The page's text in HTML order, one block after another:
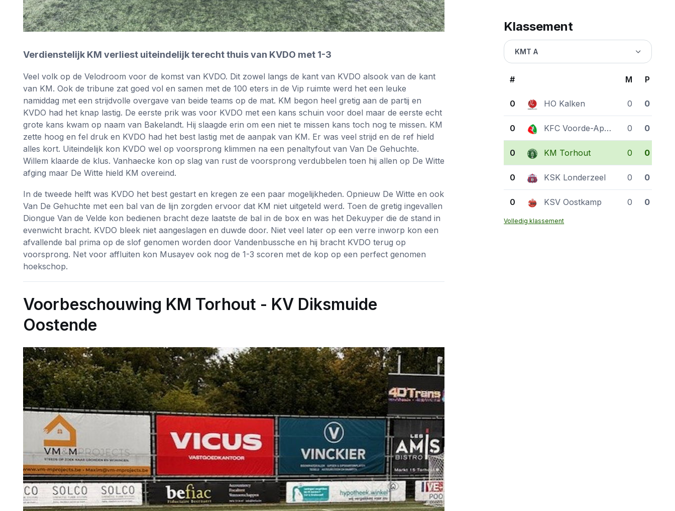
Verdienstelijk KM verliest uiteindelijk terecht thuis van KVDO met 1-3
Veel volk op de Velodroom voor de komst van KVDO. Dit zowel langs de kant van KVDO alsook van de kant
van KM. Ook de tribune zat goed vol en samen met de 100 eters in de Vip ruimte werd het een leuke
namiddag met een strijdvolle overgave van beide teams op de mat. KM begon heel gretig aan de partij en
KVDO had het knap lastig. De eerste prik was voor KVDO met een kans schuin voor doel maar de eerste echt
grote kans kwam op naam van Bakelandt. Hij slaagde erin om een niet te missen kans toch nog te missen. KM
zette hoog en fel druk en KVDO had het best lastig met de aanpak van KM. Er was veel strijd en de ref hield
alles kort. Uiteindelijk kon KVDO wel op voorsprong klimmen na een penaltyfout van Van De Gehuchte.
Willem klaarde de klus. Vanhaecke kon op slag van rust de voorsprong verdubbelen toen hij allen op De Witte
afging maar De Witte hield KM overeind.
In de tweede helft was KVDO het best gestart en kregen ze een paar mogelijkheden. Opnieuw De Witte en ook
Van De Gehuchte met een bal van de lijn zorgden ervoor dat KM niet uitgeteld werd. Toen de gretig ingevallen
Diongue Van de Velde kon bedienen bracht deze laatste de bal in de box en was het Dekuyper die de stand in
evenwicht bracht. KVDO bleek niet aangeslagen en duwde door. Niet veel later op een verre inworp kon een
afvallende bal prima op de slof genomen worden door Vandenbussche en hij bracht KVDO terug op
voorsprong. Net voor affluiten kon Musayev ook nog de 1-3 scoren met de kop op een perfect genomen
hoekschop.
Voorbeschouwing KM Torhout - KV Diksmuide
Oostende
Klassement
KMT A
# M P
0 HO Kalken 0 0
0 KFC Voorde-Appelterre 0 0
0 KM Torhout 0 0
0 KSK Londerzeel 0 0
0 KSV Oostkamp 0 0
Volledig klassement